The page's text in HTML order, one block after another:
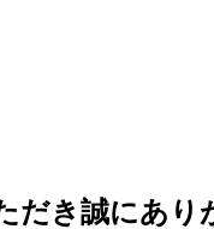
だき誠にあり